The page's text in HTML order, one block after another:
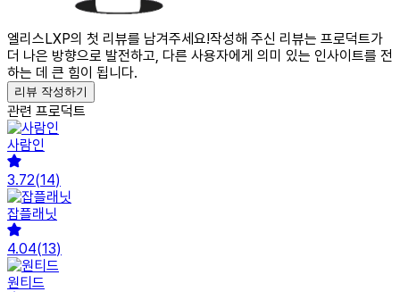
엘리스LXP의 첫 리뷰를 남겨주세요!작성해 주신 리뷰는 프로덕트가
더 나은 방향으로 발전하고, 다른 사용자에게 의미 있는 인사이트를 전
하는 데 큰 힘이 됩니다.
리뷰 작성하기
관련 프로덕트
사람인
3.72(14)
잡플래닛
4.04(13)
원티드